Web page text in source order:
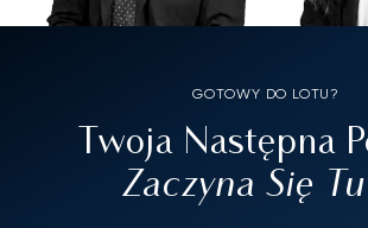
GOTOWY DO LOTU?
Twoja Następna
Zaczyna Się